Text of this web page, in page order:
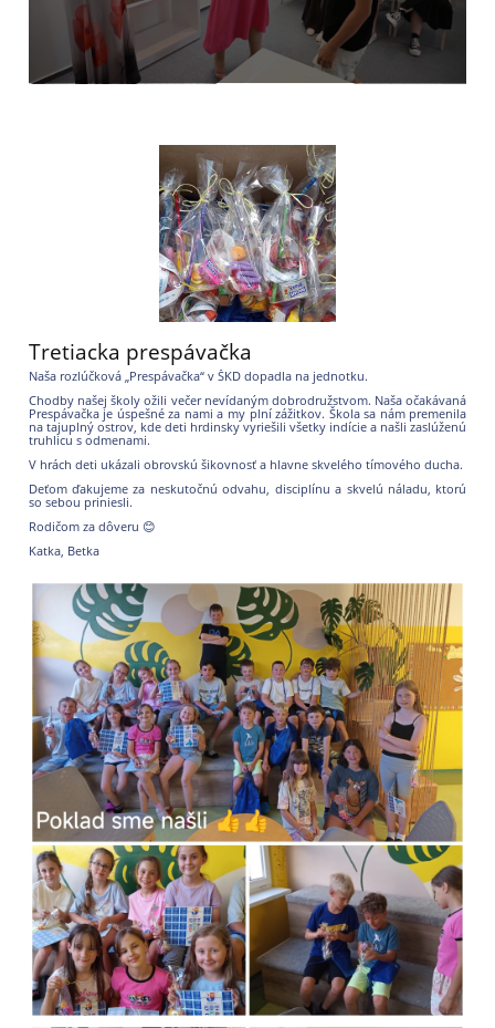
Tretiacka prespávačka
Naša rozlúčková „Prespávačka“ v ŠKD dopadla na jednotku.
Chodby našej školy ožili večer nevídaným dobrodružstvom. Naša očakávaná
Prespávačka je úspešné za nami a my plní zážitkov. Škola sa nám premenila
na tajuplný ostrov, kde deti hrdinsky vyriešili všetky indície a našli zaslúženú
truhlicu s odmenami.
V hrách deti ukázali obrovskú šikovnosť a hlavne skvelého tímového ducha.
Deťom ďakujeme za neskutočnú odvahu, disciplínu a skvelú náladu, ktorú
so sebou priniesli.
Rodičom za dôveru 😊
Katka, Betka